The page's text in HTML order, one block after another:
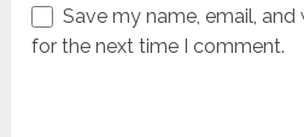
Save my name, email,
for the next time I comment.